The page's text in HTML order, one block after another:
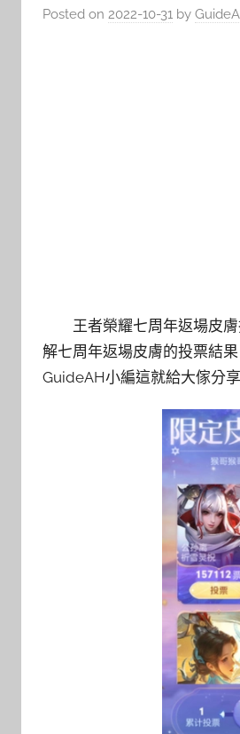
Posted on 2022-10-31 by
王者榮耀七周年返場皮
解七周年返場皮膚的投票結
GuideAH小編這就給大傢分